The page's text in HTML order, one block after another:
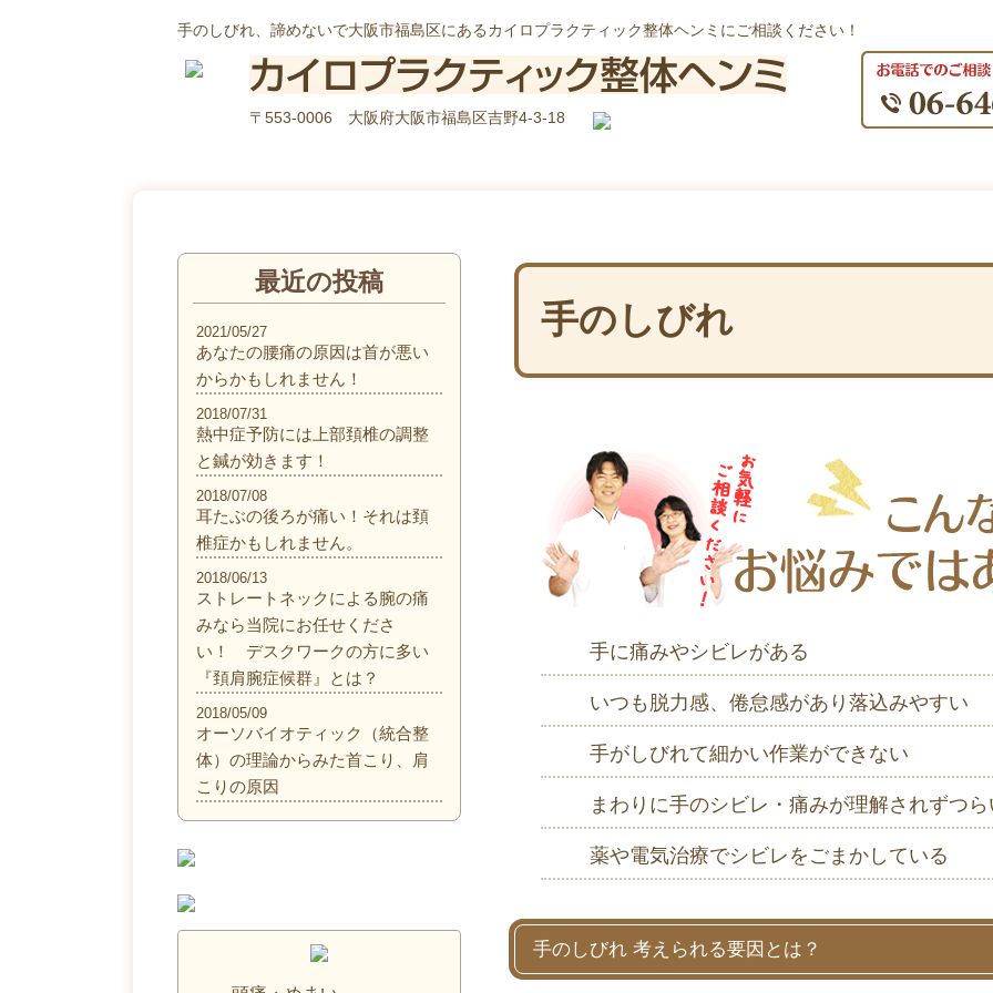
手のしびれ、諦めないで大阪市福島区にあるカイロプラクティック整体ヘンミにご相談ください！
〒553-0006 大阪府大阪市福島区吉野4-3-18
手のしびれ
手に痛みやシビレがある
いつも脱力感、倦怠感があり落込みやすい
手がしびれて細かい作業ができない
まわりに手のシビレ・痛みが理解されずつら
薬や電気治療でシビレをごまかしている
手のしびれ 考えられる要因とは？
最近の投稿
あなたの腰痛の原因は首が悪い
からかもしれません！
2021/05/27
熱中症予防には上部頚椎の調整
と鍼が効きます！
2018/07/31
耳たぶの後ろが痛い！それは頚
椎症かもしれません。
2018/07/08
ストレートネックによる腕の痛
みなら当院にお任せくださ
い！ デスクワークの方に多い
『頚肩腕症候群』とは？
2018/06/13
オーソバイオティック（統合整
体）の理論からみた首こり、肩
こりの原因
2018/05/09